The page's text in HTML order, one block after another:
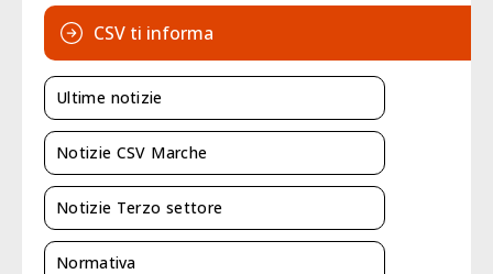
CSV ti informa
Ultime notizie
Notizie CSV Marche
Notizie Terzo settore
Normativa